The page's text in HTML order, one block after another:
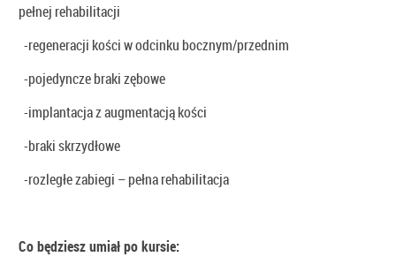
pełnej rehabilitacji
-regeneracji kości w odcinku bocznym/przednim
-pojedyncze braki zębowe
-implantacja z augmentacją kości
-braki skrzydłowe
-rozległe zabiegi – pełna rehabilitacja
Co będziesz umiał po kursie: